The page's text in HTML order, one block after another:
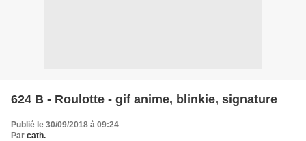
624 B - Roulotte - gif anime, blinkie, signature
Publié le 30/09/2018 à 09:24
Par cath.